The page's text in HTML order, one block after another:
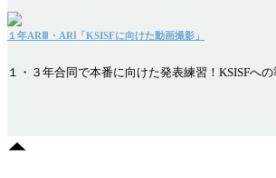
１年ARⅢ・ARⅠ「KSISFに向けた動画撮影」
１・３年合同で本番に向けた発表練習！KSISFへ